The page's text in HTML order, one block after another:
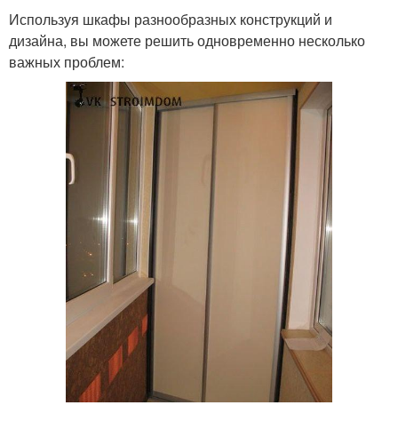
Используя шкафы разнообразных конструкций и
дизайна, вы можете решить одновременно несколько
важных проблем: